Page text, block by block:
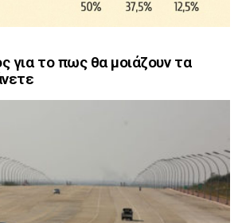
για το πως θα μοιάζουν τα